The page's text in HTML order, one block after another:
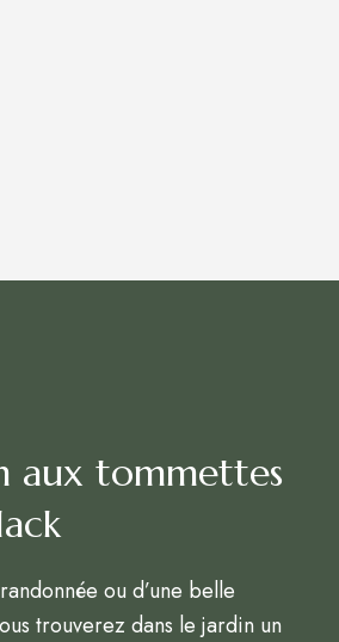
aux tommettes
ou d’une belle
trouverez dans le jardin un